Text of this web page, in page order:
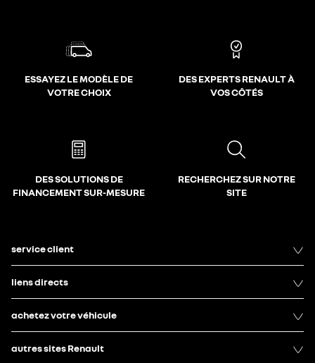
ESSAYEZ LE MODÈLE DE
VOTRE CHOIX
DES EXPERTS RENAULT À
VOS CÔTÉS
DES SOLUTIONS DE
FINANCEMENT SUR-MESURE
RECHERCHEZ SUR NOTRE
SITE
service client
liens directs
achetez votre véhicule
autres sites Renault